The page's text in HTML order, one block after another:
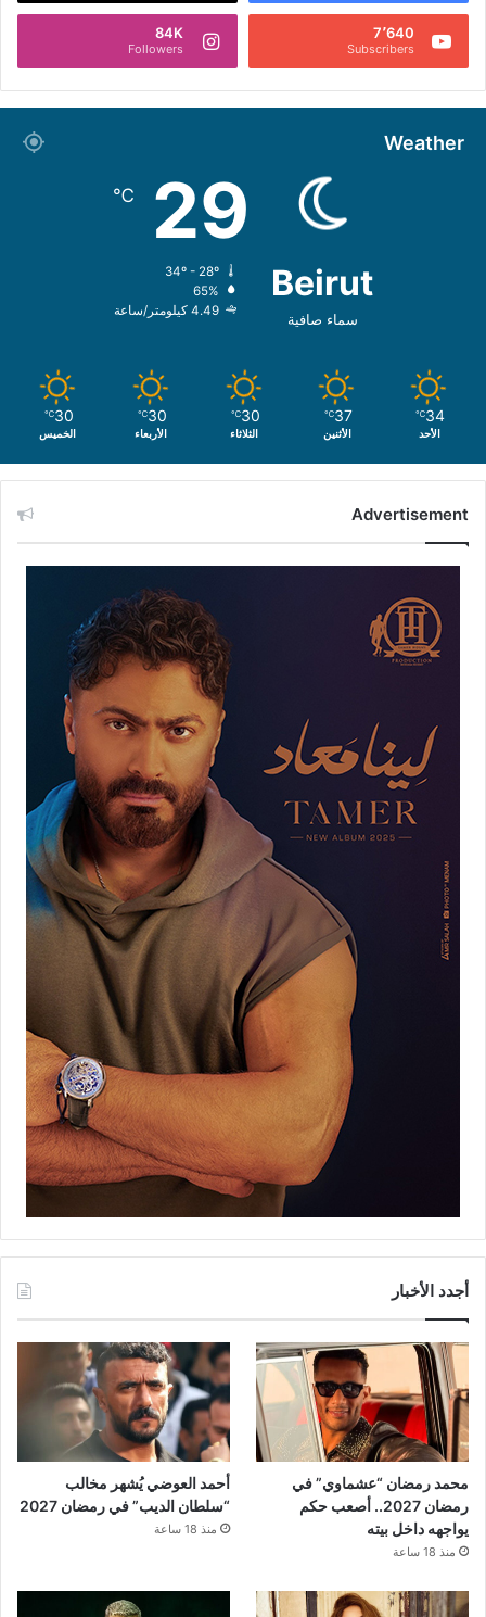
7٬640
Subscribers
84K
Followers
Weather
Beirut
سماء صافية
29
℃
65%
4.49 كيلومتر/ساعة
34
℃
الأحد
37
℃
الأثنين
30
℃
الثلاثاء
30
℃
الأربعاء
30
℃
الخميس
Advertisement
أجدد الأخبار
محمد رمضان “عشماوي” في
رمضان 2027.. أصعب حكم
يواجهه داخل بيته
منذ 18 ساعة
أحمد العوضي يُشهر مخالب
“سلطان الديب” في رمضان 2027
منذ 18 ساعة